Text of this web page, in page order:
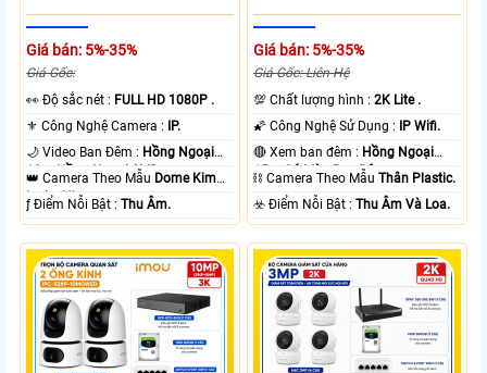
Giá bán: 5%-35%
Giá Gốc:
️👀 Độ sắc nét : FULL HD 1080P .
⚜️ Công Nghệ Camera :
IP.
🌙 Video Ban Đêm : Hồng Ngoại
10m Hồng Ngoại SMD.
👑 Camera Theo Mẫu Dome Kim
loại + Nhựa.
️ƒ Điểm Nỗi Bật :Thu Âm.
Giá bán: 5%-35%
Giá Gốc: Liên Hệ
💯 Chất lượng hình :2K Lite .
🌠 Công Nghệ Sử Dụng :
IP Wifi.
🔴 Xem ban đêm : Hồng Ngoại
15m Có Màu Ban Ðêm.
⛓ Camera Theo MẫuThân Plastic.
️☣️ Điểm Nỗi Bật :Thu Âm Và Loa.